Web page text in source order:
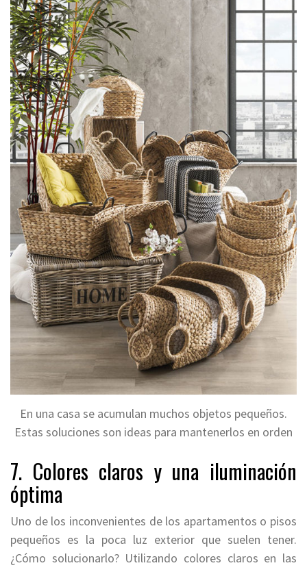
En una casa se acumulan muchos objetos pequeños.
Estas soluciones son ideas para mantenerlos en orden
7. Colores claros y una iluminación
óptima
Uno de los inconvenientes de los apartamentos o pisos
pequeños es la poca luz exterior que suelen tener.
¿Cómo solucionarlo? Utilizando colores claros en las